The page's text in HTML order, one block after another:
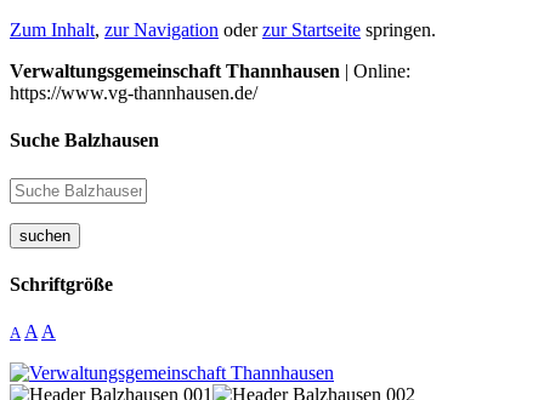
Zum Inhalt, zur Navigation oderzur Startseite springen.
Verwaltungsgemeinschaft Thannhausen | Online:
https://www.vg-thannhausen.de/
Suche Balzhausen
suchen
Schriftgröße
A A A